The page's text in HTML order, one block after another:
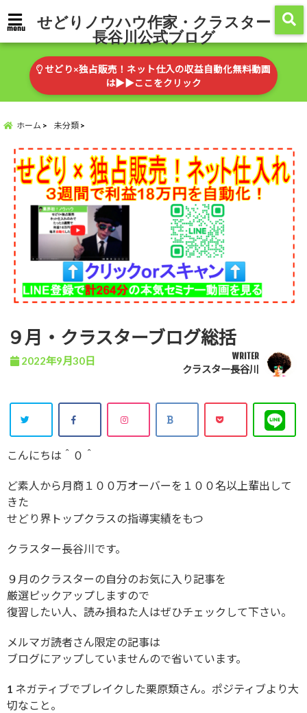
menu せどりノウハウ作家・クラスター
長谷川公式ブログ
せどり×独占販売！ネット仕入の収益自動化無料動画
は▶︎▶︎ここをクリック
ホーム 未分類
９月・クラスターブログ総括
2022年9月30日 WRITER
クラスター長谷川
こんにちは＾０＾
ど素人から月商１００万オーバーを１００名以上輩出して
きた
せどり界トップクラスの指導実績をもつ
クラスター長谷川です。
９月のクラスターの自分のお気に入り記事を
厳選ピックアップしますので
復習したい人、読み損ねた人はぜひチェックして下さい。
メルマガ読者さん限定の記事は
ブログにアップしていませんので省いています。
1 ネガティブでブレイクした栗原類さん。ポジティブより大
切なこと。